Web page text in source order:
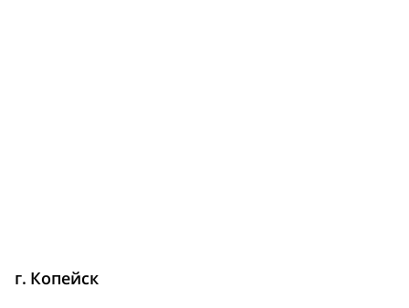
г. Копейск